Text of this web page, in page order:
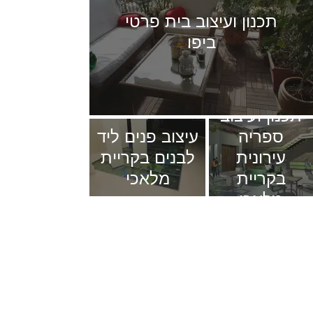
תכנון ועיצוב בית פרטי
ביפו
תכנון ועיצוב
ספריה
עירונית
בקריית
מלאכי
עיצוב פנים ליד
לבנים בקריית
מלאכי